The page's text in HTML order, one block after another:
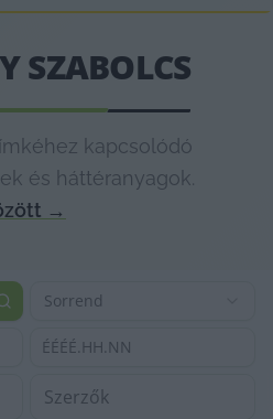
SZABOLCS
kapcsolódó
és háttéranyagok.
→
Sorrend
ÉÉÉÉ.HH.NN